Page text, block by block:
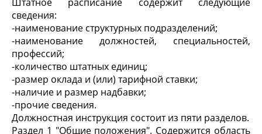
сведения:
-наименование структурных подразделений;
-наименование должностей, специальностей,
профессий;
-количество штатных единиц;
-размер оклада и (или) тарифной ставки;
-наличие и размер надбавки;
-прочие сведения.
Должностная инструкция состоит из пяти разделов.
Раздел 1 "Общие положения". Содержится область